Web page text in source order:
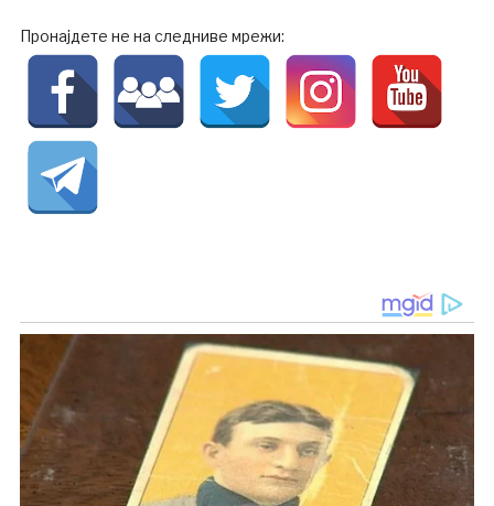
Пронајдете не на следниве мрежи: